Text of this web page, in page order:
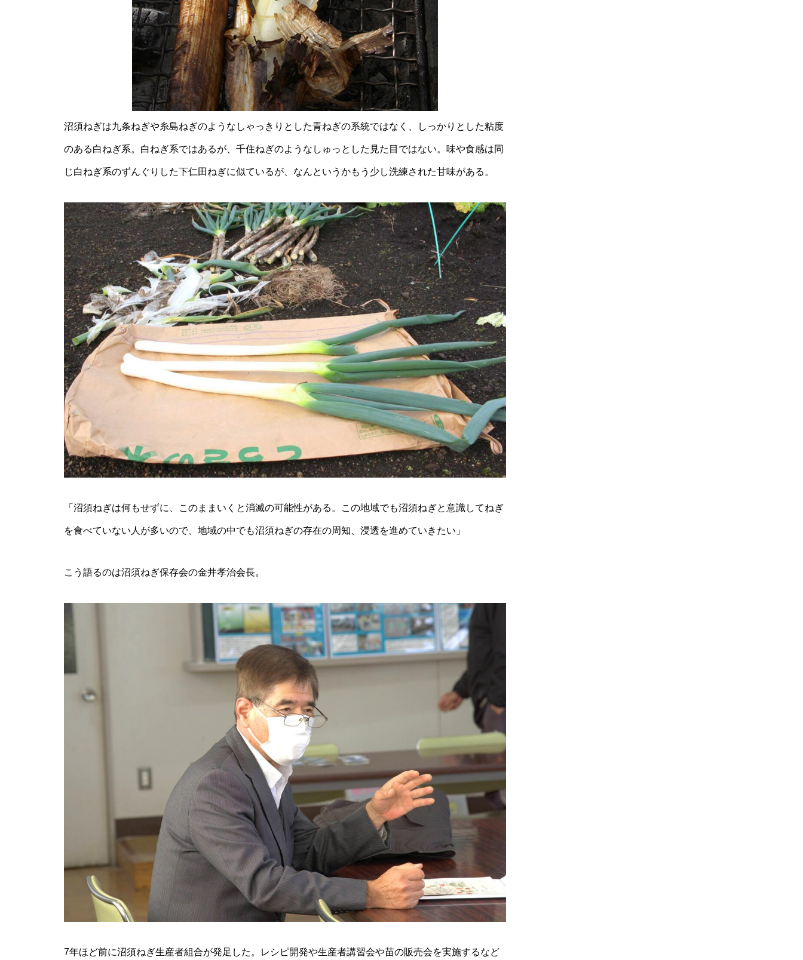
傷ついたりんごを買い取り 新し
い価値を持つものに変えていく
漢方相談店 若林幸恵さん（明
誠堂 くすりのわかばやし）
りんご屋さんならではの アップ
ルパイを提供する 桑原裕和さん
（果実庭）
３種類のさつまいもを２か月熟
成させる 小林彰幸さん（ピコフ
わる 松井希賢さん（松井農産）
沼田産りんごを使い、自社製造
のシードルを発信 藤井達郎さん
（フキワレ シードルリー）
日本一のワインをめざす 齋藤
豊さん（ゆたかぶどう園）
280年以上の伝統を継承して、
さらに進化を続ける酒蔵の主 阿
部倫典さん（大利根酒造）
「鶏の楽園」が「人の楽園」に
沼須ねぎは九条ねぎや糸島ねぎのようなしゃっきりとした青ねぎの系統ではなく、しっかりとした粘度
のある白ねぎ系。白ねぎ系ではあるが、千住ねぎのようなしゅっとした見た目ではない。味や食感は同
じ白ねぎ系のずんぐりした下仁田ねぎに似ているが、なんというかもう少し洗練された甘味がある。
「沼須ねぎは何もせずに、このままいくと消滅の可能性がある。この地域でも沼須ねぎと意識してねぎ
を食べていない人が多いので、地域の中でも沼須ねぎの存在の周知、浸透を進めていきたい」
こう語るのは沼須ねぎ保存会の金井孝治会長。
7年ほど前に沼須ねぎ生産者組合が発足した。レシピ開発や生産者講習会や苗の販売会を実施するなど